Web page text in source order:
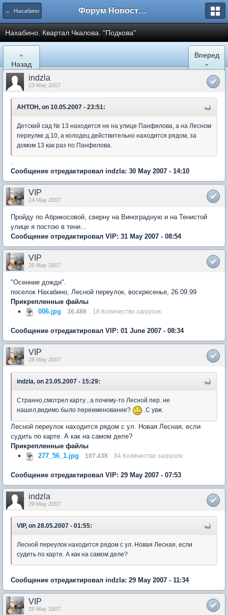
← Нахабино Форум Новостройки
Нахабино. Квартал Чкалова. "Подкова"
«
Назад
Вперед
»
indzla
23 May 2007
AHTOH, on 10.05.2007 - 23:51:
Детский сад № 13 находится не на улице Панфилова, а на Лесном
переулке д.10, а колодец действительно находится рядом, за
домом 13 как раз по Панфилова.
.
Сообщение отредактировал indzla: 30 May 2007 - 14:10
VIP
24 May 2007
Пройду по Абрикосовой, сверну на Виноградную и на Тенистой
улице я постою в тени...
Сообщение отредактировал VIP: 31 May 2007 - 08:54
VIP
26 May 2007
"Осенние дожди".
поселок Нахабино, Лесной переулок, воскресенье, 26.09.99
Прикрепленные файлы
006.jpg
36.48К 18 Количество загрузок:
Сообщение отредактировал VIP: 01 June 2007 - 08:34
VIP
28 May 2007
indzla, on 23.05.2007 - 15:29:
Странно,смотрел карту , а почему-то Лесной пер. не
нашел,видимо было переименование?
.С увж.
Лесной переулок находится рядом с ул. Новая Лесная, если
судить по карте. А как на самом деле?
Прикрепленные файлы
277_56_1.jpg
107.43К 84 Количество загрузок:
Сообщение отредактировал VIP: 29 May 2007 - 07:53
indzla
29 May 2007
VIP, on 28.05.2007 - 01:55:
Лесной переулок находится рядом с ул. Новая Лесная, если
судить по карте. А как на самом деле?
Сообщение отредактировал indzla: 29 May 2007 - 11:34
VIP
29 May 2007